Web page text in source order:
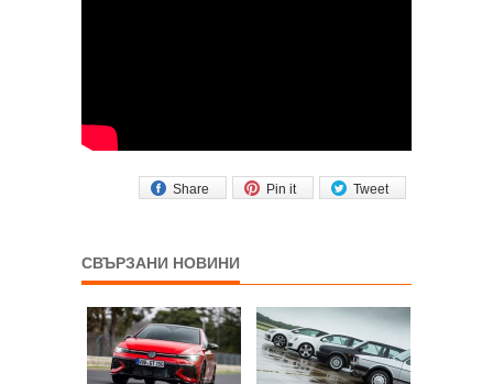
Tweet
Pin it
Share
СВЪРЗАНИ НОВИНИ